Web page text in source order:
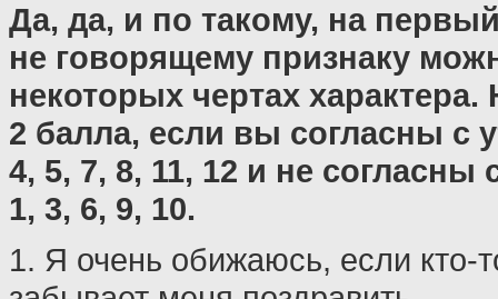
Да, да, и по такому, на
не говорящему признаку
некоторых чертах характера.
2 балла, если вы согласны с
4, 5, 7, 8, 11, 12 и не
1, 3, 6, 9, 10.
1. Я очень обижаюсь, если кто-